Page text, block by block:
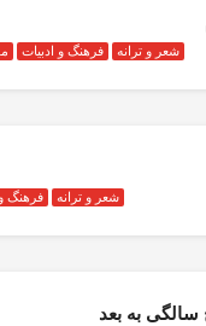
شعر و ترانه فرهنگ و ادبیات
شعر و ترانه فرهنگ
به بعد